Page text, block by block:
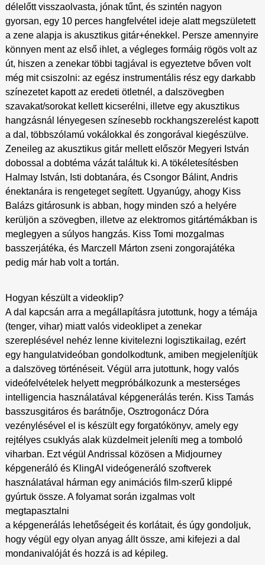
délelőtt visszaolvasta, jónak tűnt, és szintén nagyon
gyorsan, egy 10 perces hangfelvétel ideje alatt megszületett
a zene alapja is akusztikus gitár+énekkel. Persze amennyire
könnyen ment az első ihlet, a végleges formáig rögös volt az
út, hiszen a zenekar többi tagjával is egyeztetve bőven volt
még mit csiszolni: az egész instrumentális rész egy darkabb
színezetet kapott az eredeti ötletnél, a dalszövegben
szavakat/sorokat kellett kicserélni, illetve egy akusztikus
hangzásnál lényegesen színesebb rockhangszerelést kapott
a dal, többszólamú vokálokkal és zongorával kiegészülve.
Zeneileg az akusztikus gitár mellett először Megyeri István
dobossal a dobtéma vázát találtuk ki. A tökéletesítésben
Halmay István, Isti dobtanára, és Csongor Bálint, Andris
énektanára is rengeteget segített. Ugyanúgy, ahogy Kiss
Balázs gitárosunk is abban, hogy minden szó a helyére
kerüljön a szövegben, illetve az elektromos gitártémákban is
meglegyen a súlyos hangzás. Kiss Tomi mozgalmas
basszerjátéka, és Marczell Márton zseni zongorajátéka
pedig már hab volt a tortán.
Hogyan készült a videoklip?
A dal kapcsán arra a megállapításra jutottunk, hogy a témája
(tenger, vihar) miatt valós videoklipet a zenekar
szereplésével nehéz lenne kivitelezni logisztikailag, ezért
egy hangulatvideóban gondolkodtunk, amiben megjelenítjük
a dalszöveg történéseit. Végül arra jutottunk, hogy valós
videófelvételek helyett megpróbálkozunk a mesterséges
intelligencia használatával képgenerálás terén. Kiss Tamás
basszusgitáros és barátnője, Osztrogonácz Dóra
vezénylésével el is készült egy forgatókönyv, amely egy
rejtélyes csuklyás alak küzdelmeit jeleníti meg a tomboló
viharban. Ezt végül Andrissal közösen a Midjourney
képgeneráló és KlingAI videógeneráló szoftverek
használatával hárman egy animációs film-szerű klippé
gyúrtuk össze. A folyamat során izgalmas volt
megtapasztalni
a képgenerálás lehetőségeit és korlátait, és úgy gondoljuk,
hogy végül egy olyan anyag állt össze, ami kifejezi a dal
mondanivalóját és hozzá is ad képileg.